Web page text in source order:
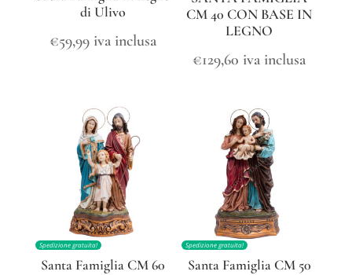
di Ulivo
€59,99 iva inclusa
CM 40 CON BASE IN
LEGNO
€129,60 iva inclusa
Spedizione gratuita!
Santa Famiglia CM 60
Spedizione gratuita!
Santa Famiglia CM 50